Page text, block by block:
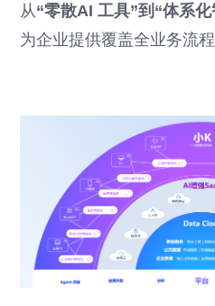
从“零散AI 工具”到“体系
为企业提供覆盖全业务流